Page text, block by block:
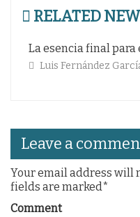
RELATED
La Copa
Luis
Leave a
Your email address will
fields are marked*
Comment